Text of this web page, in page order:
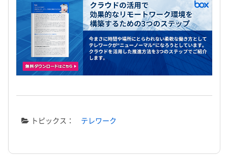
トピックス： テレワーク